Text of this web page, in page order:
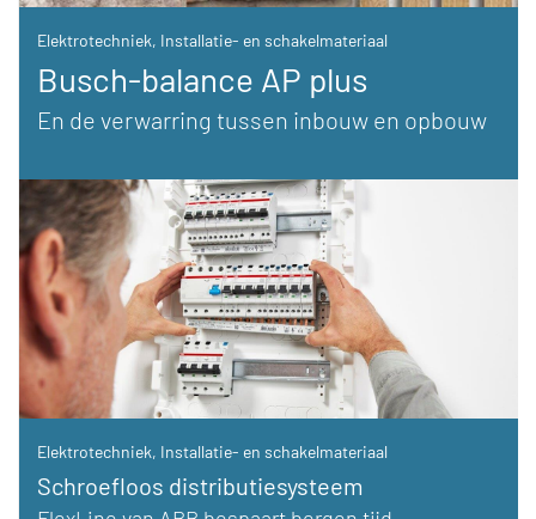
Elektrotechniek, Installatie- en schakelmateriaal
Busch-balance AP plus
En de verwarring tussen inbouw en opbouw
Elektrotechniek, Installatie- en schakelmateriaal
Schroefloos distributiesysteem